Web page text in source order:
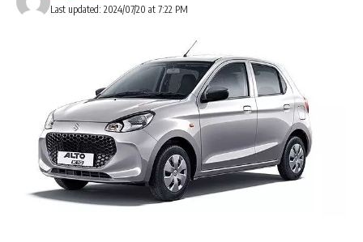
Last updated: 2024/07/20 at 7:22 PM